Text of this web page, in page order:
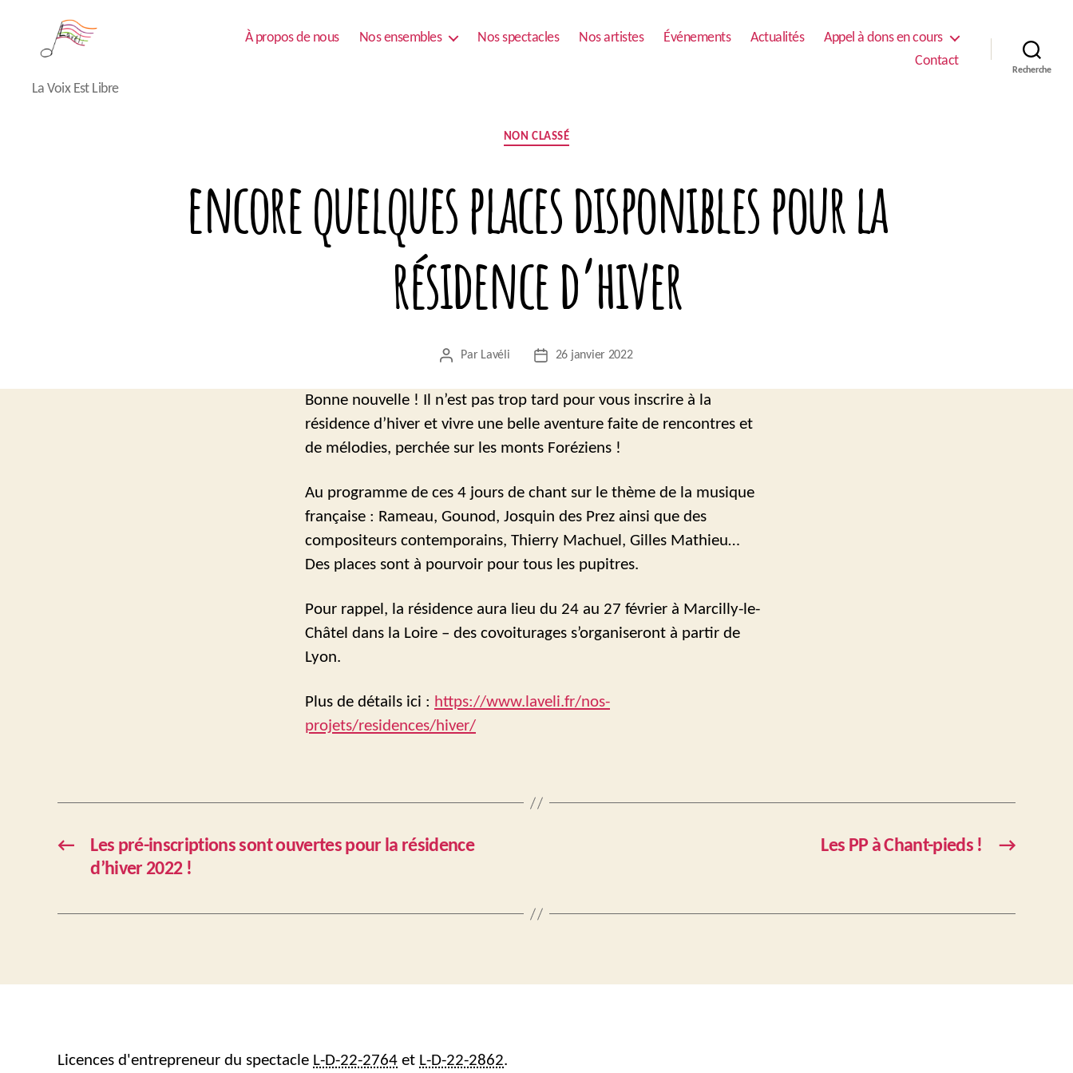
Lavéli
La Voix Est Libre
À propos de nous Nos ensembles Nos spectacles Nos artistes Événements Actualités
Appel à dons en cours
Contact
Recherche
Catégories
NON CLASSÉ
encore quelques places disponibles pour la
résidence d’hiver
Auteur
l’article
Par Lavéli
Date
l’article
26 janvier 2022
Bonne nouvelle ! Il n’est pas trop tard pour vous inscrire à la
résidence d’hiver et vivre une belle aventure faite de rencontres et
de mélodies, perchée sur les monts Foréziens !
Au programme de ces 4 jours de chant sur le thème de la musique
française : Rameau, Gounod, Josquin des Prez ainsi que des
compositeurs contemporains, Thierry Machuel, Gilles Mathieu…
Des places sont à pourvoir pour tous les pupitres.
Pour rappel, la résidence aura lieu du 24 au 27 février à Marcilly-le-
Châtel dans la Loire – des covoiturages s’organiseront à partir de
Lyon.
Plus de détails ici : https://www.laveli.fr/nos-
projets/residences/hiver/
←
Les pré-inscriptions sont ouvertes pour la résidence
d’hiver 2022 !
→
Les PP à Chant-pieds !
Licences d'entrepreneur du spectacle L-D-22-2764 et L-D-22-2862.